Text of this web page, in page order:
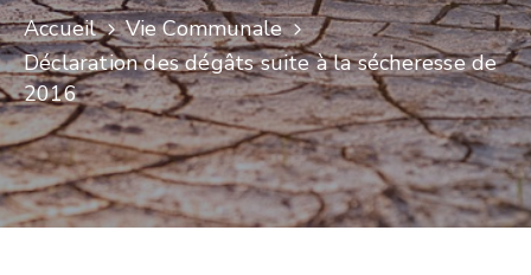
Accueil
Vie Communale
Déclaration des dégâts suite à la sécheresse de
2016